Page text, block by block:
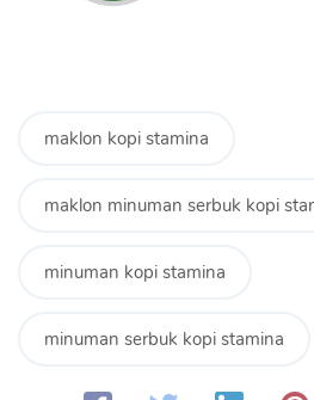
maklon kopi stamina
maklon minuman serbuk kopi
minuman kopi stamina
minuman serbuk kopi stamina